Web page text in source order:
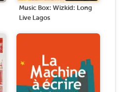
Music Box: Wizkid: Long
Live Lagos